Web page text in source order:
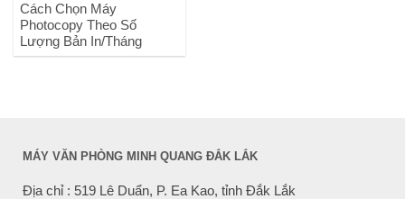
Cách Chọn Máy
Photocopy Theo Số
Lượng Bản In/Tháng
MÁY VĂN PHÒNG MINH QUANG ĐẮK LẮK
Địa chỉ : 519 Lê Duẩn, P. Ea Kao, tỉnh Đắk Lắk